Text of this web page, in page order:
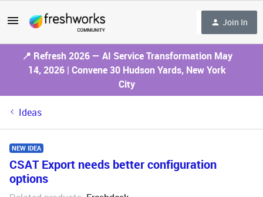
Join In
📍 Refresh 2026 — AI Service Transformation May
14, 2026 | Convene 30 Hudson Yards, New York
City
Ideas
NEW IDEA
CSAT Export needs better configuration
options